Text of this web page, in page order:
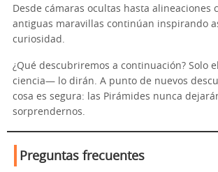
Desde cámaras ocultas hasta alineaciones
antiguas maravillas continúan inspirando
curiosidad.
¿Qué descubriremos a continuación? Solo
ciencia— lo dirán. A punto de nuevos
cosa es segura: las Pirámides nunca
sorprendernos.
Preguntas frecuentes